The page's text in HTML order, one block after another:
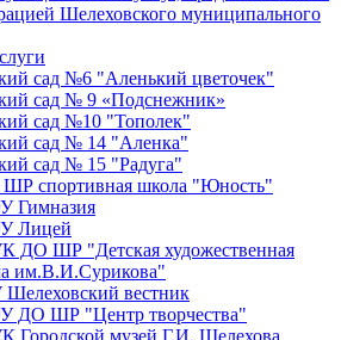
Шелеховского муниципального
сад №6 "Аленький цветочек"
сад № 9 «Подснежник»
сад №10 "Тополек"
сад № 14 "Аленка"
сад № 15 "Радуга"
спортивная школа "Юность"
Гимназия
Лицей
ДО ШР "Детская художественная
им.В.И.Сурикова"
вестник
ДО ШР "Центр творчества"
Городской музей Г.И. Шелехова